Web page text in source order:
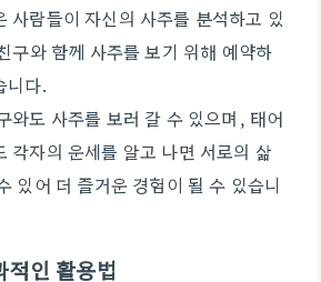
사람들이 자신의 사주를 분석하고 있
구와 함께 사주를 보기 위해 예약하
니다.
와도 사주를 보러 갈 수 있으며, 태어
각자의 운세를 알고 나면 서로의 삶
있어 더 즐거운 경험이 될 수 있습니
적인 활용법